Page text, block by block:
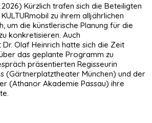
Kürzlich trafen sich die Beteiligten
zu ihrem alljährlichen
um die künstlerische Planung für die
konkretisieren. Auch
Olaf Heinrich hatte sich die Zeit
das geplante Programm zu
präsentierten Regisseurin
(Gärtnerplatztheater München) und der
(Athanor Akademie Passau) ihre